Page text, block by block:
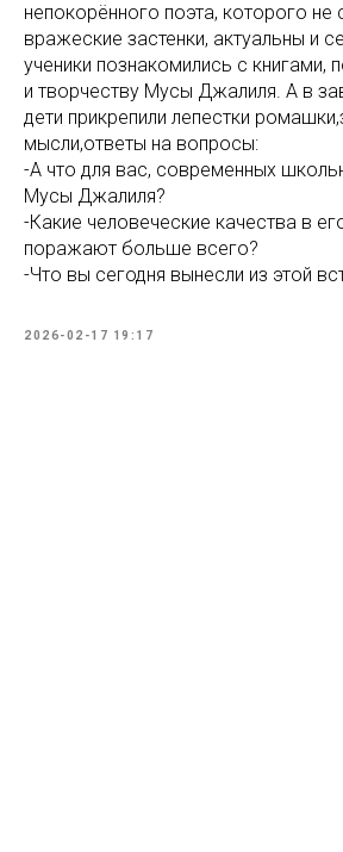
непокорённого поэта, которого не
вражеские застенки, актуальны и
ученики познакомились с книгами,
и творчеству Мусы Джалиля. А в
дети прикрепили лепестки
мысли,ответы на вопросы:
-А что для вас, современных
Мусы Джалиля?
-Какие человеческие качества в
поражают больше всего?
-Что вы сегодня вынесли из этой
2026-02-17 19:17